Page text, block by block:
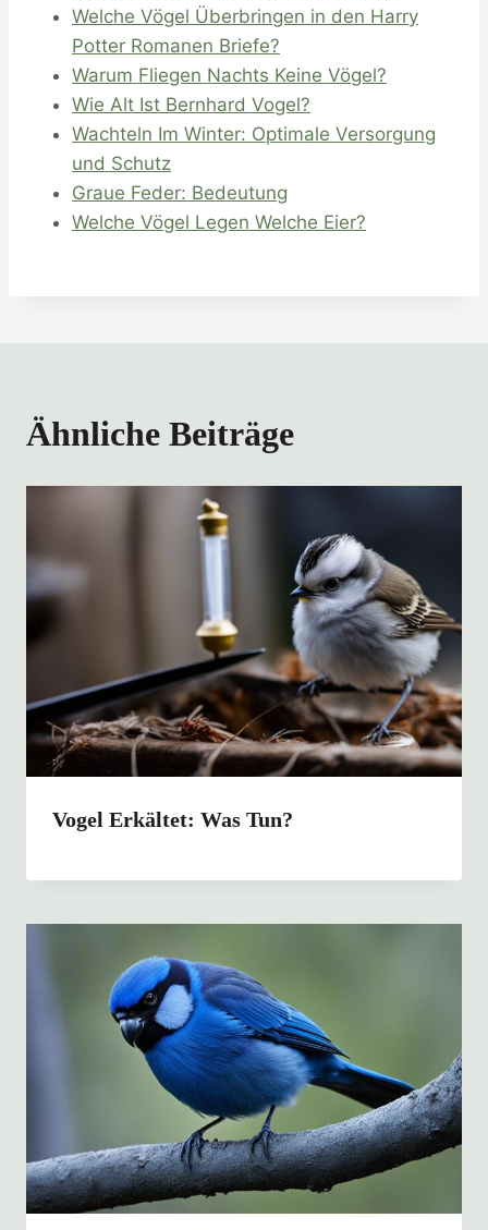
Welche Vögel Überbringen in den Harry
Potter Romanen Briefe?
Warum Fliegen Nachts Keine Vögel?
Wie Alt Ist Bernhard Vogel?
Wachteln Im Winter: Optimale Versorgung
und Schutz
Graue Feder: Bedeutung
Welche Vögel Legen Welche Eier?
Ähnliche Beiträge
Vogel Erkältet: Was Tun?